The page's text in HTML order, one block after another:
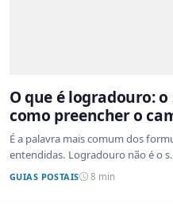
O que é logradouro:
como preencher o
É a palavra mais comum dos
entendidas. Logradouro não é o
GUIAS POSTAIS 8 min